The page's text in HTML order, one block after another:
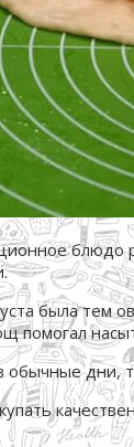
блюдо
была тем
помогал
обычные дни,